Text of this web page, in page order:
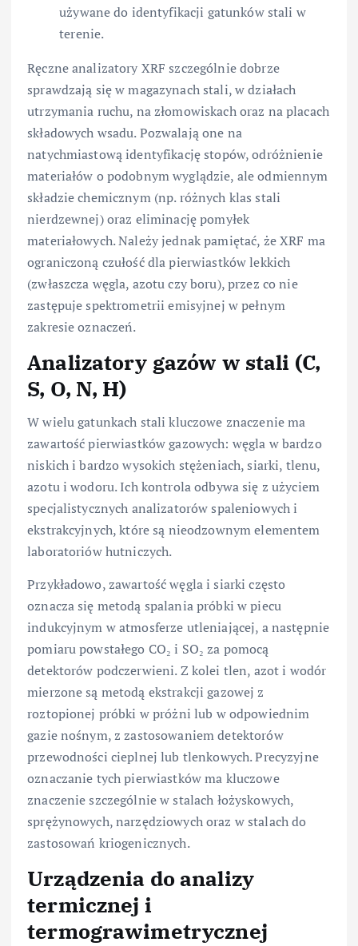
używane do identyfikacji gatunków stali w
terenie.
Ręczne analizatory XRF szczególnie dobrze
sprawdzają się w magazynach stali, w działach
utrzymania ruchu, na złomowiskach oraz na placach
składowych wsadu. Pozwalają one na
natychmiastową identyfikację stopów, odróżnienie
materiałów o podobnym wyglądzie, ale odmiennym
składzie chemicznym (np. różnych klas stali
nierdzewnej) oraz eliminację pomyłek
materiałowych. Należy jednak pamiętać, że XRF ma
ograniczoną czułość dla pierwiastków lekkich
(zwłaszcza węgla, azotu czy boru), przez co nie
zastępuje spektrometrii emisyjnej w pełnym
zakresie oznaczeń.
Analizatory gazów w stali (C,
S, O, N, H)
W wielu gatunkach stali kluczowe znaczenie ma
zawartość pierwiastków gazowych: węgla w bardzo
niskich i bardzo wysokich stężeniach, siarki, tlenu,
azotu i wodoru. Ich kontrola odbywa się z użyciem
specjalistycznych analizatorów spaleniowych i
ekstrakcyjnych, które są nieodzownym elementem
laboratoriów hutniczych.
Przykładowo, zawartość węgla i siarki często
oznacza się metodą spalania próbki w piecu
indukcyjnym w atmosferze utleniającej, a następnie
pomiaru powstałego CO₂ i SO₂ za pomocą
detektorów podczerwieni. Z kolei tlen, azot i wodór
mierzone są metodą ekstrakcji gazowej z
roztopionej próbki w próżni lub w odpowiednim
gazie nośnym, z zastosowaniem detektorów
przewodności cieplnej lub tlenkowych. Precyzyjne
oznaczanie tych pierwiastków ma kluczowe
znaczenie szczególnie w stalach łożyskowych,
sprężynowych, narzędziowych oraz w stalach do
zastosowań kriogenicznych.
Urządzenia do analizy
termicznej i
termograwimetrycznej